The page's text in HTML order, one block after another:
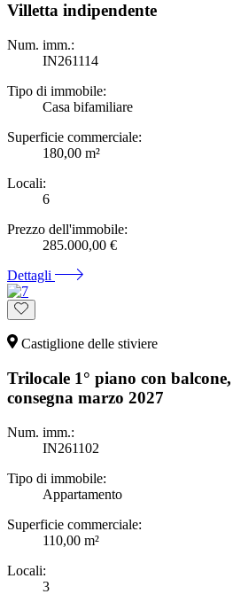
Villetta indipendente
Num. imm.:
IN261114
Tipo di immobile:
Casa bifamiliare
Superficie commerciale:
180,00 m²
Locali:
6
Prezzo dell'immobile:
285.000,00 €
Dettagli
Castiglione delle stiviere
Trilocale 1° piano con
consegna marzo 2027
Num. imm.:
IN261102
Tipo di immobile:
Appartamento
Superficie commerciale:
110,00 m²
Locali:
3